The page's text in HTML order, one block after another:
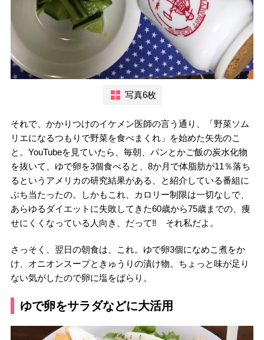
写真6枚
それで、かかりつけのイケメン医師の言う通り、「野菜ソム
リエになるつもりで野菜を食べまくれ」を始めた矢先のこ
と。YouTubeを見ていたら、毎朝、パンとかご飯の炭水化物
を抜いて、ゆで卵を3個食べると、8か月で体脂肪が11％落ち
るというアメリカの研究結果がある、と紹介している番組に
ぶち当たったの。しかもこれ、カロリー制限は一切なしで、
あらゆるダイエットに失敗してきた60歳から75歳までの、痩
せにくくなっている人向き、だって‼ それ私だよ。
さっそく、翌日の朝食は、これ。ゆで卵3個になめこ煮をか
け、オニオンスープときゅうりの漬け物。ちょっと味が足り
ない気がしたので卵に塩をぱらり。
ゆで卵をサラダなどに大活用